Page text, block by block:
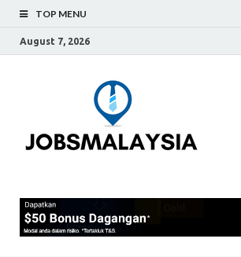
TOP MENU
August 7, 2026